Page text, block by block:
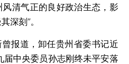
清气正的良好政治生态，影
深刻”。
道，卸任贵州省委书记近
届中央委员孙志刚终未平安落